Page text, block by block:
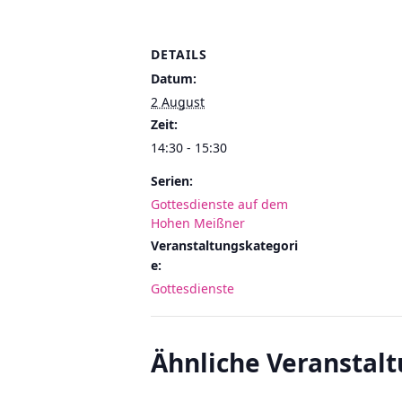
DETAILS
Datum:
2 August
Zeit:
14:30 - 15:30
Serien:
Gottesdienste auf dem
Hohen Meißner
Veranstaltungskategori
e:
Gottesdienste
Ähnliche